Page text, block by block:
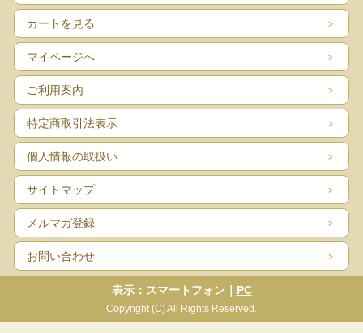
カートを見る
マイページへ
ご利用案内
特定商取引法表示
個人情報の取扱い
サイトマップ
メルマガ登録
お問い合わせ
表示：スマートフォン｜ PC
Copyright (C) All Rights Reserved.